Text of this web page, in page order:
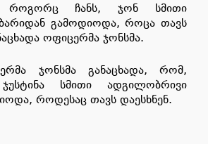
ჩანს, ჯონ სმითი
გამოდიოდა, როცა თავს
ოფიცერმა ჯონსმა.
ჯონსმა განაცხადა, რომ,
სმითი ადგილობრივი
როდესაც თავს დაესხნენ.